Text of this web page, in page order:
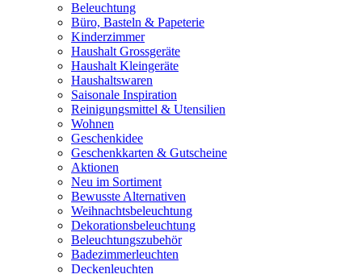
Beleuchtung
Büro, Basteln & Papeterie
Kinderzimmer
Haushalt Grossgeräte
Haushalt Kleingeräte
Haushaltswaren
Saisonale Inspiration
Reinigungsmittel & Utensilien
Wohnen
Geschenkidee
Geschenkkarten & Gutscheine
Aktionen
Neu im Sortiment
Bewusste Alternativen
Weihnachtsbeleuchtung
Dekorationsbeleuchtung
Beleuchtungszubehör
Badezimmerleuchten
Deckenleuchten